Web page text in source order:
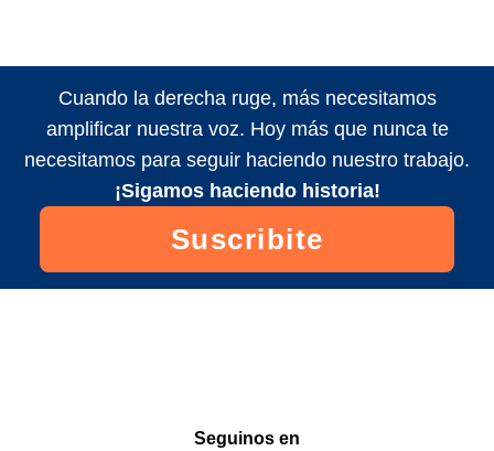
Cuando la derecha ruge, más necesitamos
amplificar nuestra voz. Hoy más que nunca te
necesitamos para seguir haciendo nuestro trabajo.
¡Sigamos haciendo historia!
Suscribite
Seguinos en